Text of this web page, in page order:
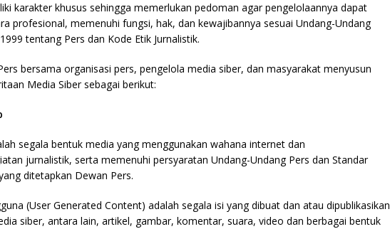
karakter khusus sehingga memerlukan pedoman agar pengelolaannya dapat
profesional, memenuhi fungsi, hak, dan kewajibannya sesuai Undang-Undang
tentang Pers dan Kode Etik Jurnalistik.
bersama organisasi pers, pengelola media siber, dan masyarakat menyusun
Media Siber sebagai berikut:
segala bentuk media yang menggunakan wahana internet dan
jurnalistik, serta memenuhi persyaratan Undang-Undang Pers dan Standar
ditetapkan Dewan Pers.
(User Generated Content) adalah segala isi yang dibuat dan atau dipublikasikan
siber, antara lain, artikel, gambar, komentar, suara, video dan berbagai bentuk